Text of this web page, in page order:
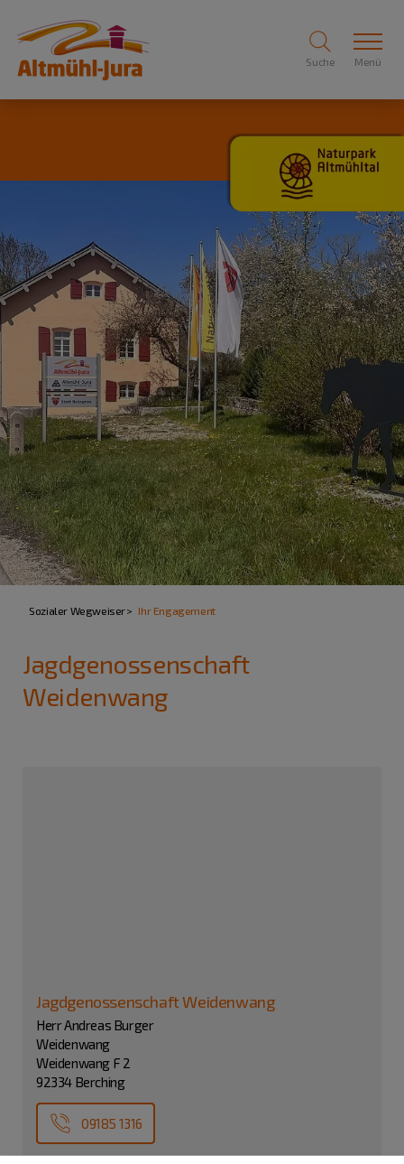
Suche Menü
Sozialer Wegweiser Ihr Engagement
Jagdgenossenschaft
Weidenwang
Jagdgenossenschaft Weidenwang
Herr Andreas Burger
Weidenwang
Weidenwang F 2
92334 Berching
09185 1316